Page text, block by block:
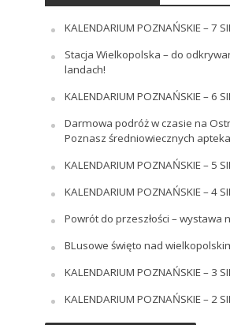
KALENDARIUM POZNAŃSKIE – 7
Stacja Wielkopolska – do
landach!
KALENDARIUM POZNAŃSKIE – 6
Darmowa podróż w czasie na
Poznasz średniowiecznych
KALENDARIUM POZNAŃSKIE – 5
KALENDARIUM POZNAŃSKIE – 4
Powrót do przeszłości – wystawa
BLusowe święto nad
KALENDARIUM POZNAŃSKIE – 3
KALENDARIUM POZNAŃSKIE – 2